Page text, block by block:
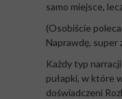
samo miejsce,
(Osobiście
Naprawdę, super
Każdy typ
pułapki, w które
doświadczeni